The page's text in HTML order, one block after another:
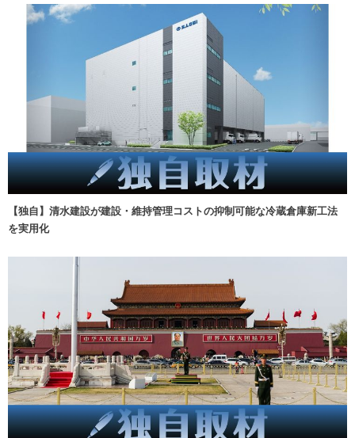
【独自】清水建設が建設・維持管理コストの抑制可能な冷蔵倉庫新工法
を実用化